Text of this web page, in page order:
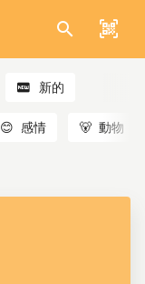
新的
😊 感情 🐻 動物